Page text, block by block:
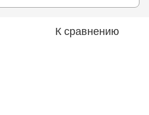
К сравнению